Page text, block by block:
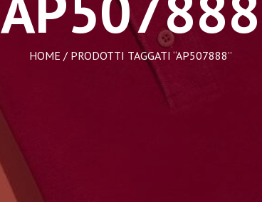
HOME / PRODOTTI TAGGATI “AP507888”